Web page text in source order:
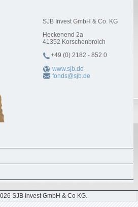
SJB Invest GmbH & Co. KG
Heckenend 2a
41352 Korschenbroich
+49 (0) 2182 - 852 0
www.sjb.de
fonds@sjb.de
SJB Invest GmbH & Co KG.